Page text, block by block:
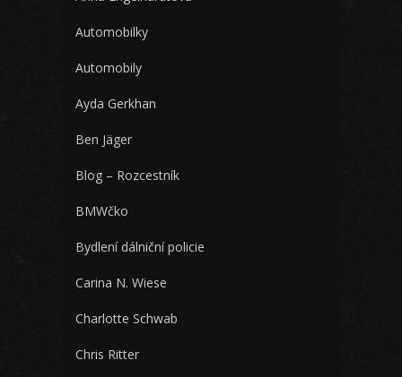
Automobilky
Automobily
Ayda Gerkhan
Ben Jäger
Blog – Rozcestník
BMWčko
Bydlení dálniční policie
Carina N. Wiese
Charlotte Schwab
Chris Ritter